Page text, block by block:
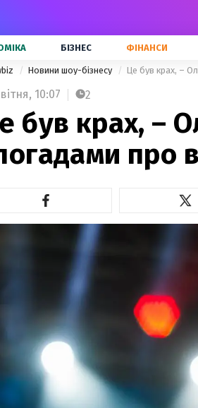
БІЗНЕС ФІНАНСИ
Новини шоу-бізнесу Це був крах, –
10:07 2
був крах, –
про